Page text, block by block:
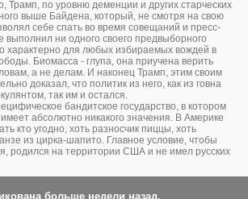
Трамп, по уровню деменции и других старческих
выше Байдена, который, не смотря на свою
себе спать во время совещаний и пресс-
ни одного своего предвыборного
характерно для любых избираемых вождей в
Биомасса - глупа, она приучена верить
а не делам. И наконец Трамп, этим своим
доказал, что политик из него, как из говна
так им и остался.
бандитское государство, в котором
абсолютно никакого значения. В Америке
кто угодно, хоть разносчик пиццы, хоть
из цирка-шапито. Главное условие, чтобы
родился на территории США и не имел русских
больше недели назад.